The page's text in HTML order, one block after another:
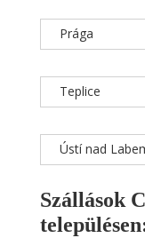
Prága
Teplice
Ústí nad
Szállások